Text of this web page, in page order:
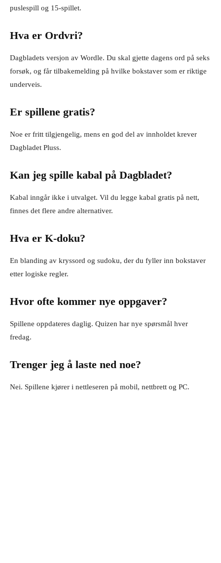
puslespill og 15-spillet.
Hva er Ordvri?
Dagbladets versjon av Wordle. Du skal gjette dagens ord på seks
forsøk, og får tilbakemelding på hvilke bokstaver som er riktige
underveis.
Er spillene gratis?
Noe er fritt tilgjengelig, mens en god del av innholdet krever
Dagbladet Pluss.
Kan jeg spille kabal på Dagbladet?
Kabal inngår ikke i utvalget. Vil du legge kabal gratis på nett,
finnes det flere andre alternativer.
Hva er K-doku?
En blanding av kryssord og sudoku, der du fyller inn bokstaver
etter logiske regler.
Hvor ofte kommer nye oppgaver?
Spillene oppdateres daglig. Quizen har nye spørsmål hver
fredag.
Trenger jeg å laste ned noe?
Nei. Spillene kjører i nettleseren på mobil, nettbrett og PC.